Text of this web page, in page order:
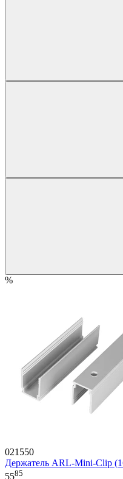
%
021550
Держатель ARL-Mini-Clip
5585